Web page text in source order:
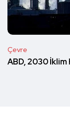
Çevre
ABD, 2030